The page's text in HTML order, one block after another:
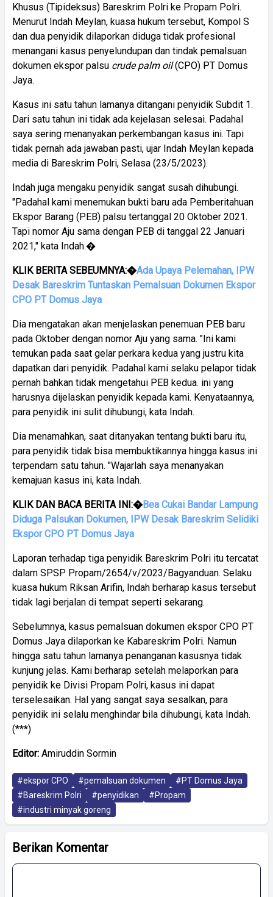
Khusus (Tipideksus) Bareskrim Polri ke Propam Polri.
Menurut Indah Meylan, kuasa hukum tersebut, Kompol S
dan dua penyidik dilaporkan diduga tidak profesional
menangani kasus penyelundupan dan tindak pemalsuan
dokumen ekspor palsu crude palm oil(CPO) PT Domus
Jaya.
Kasus ini satu tahun lamanya ditangani penyidik Subdit 1.
Dari satu tahun ini tidak ada kejelasan selesai. Padahal
saya sering menanyakan perkembangan kasus ini. Tapi
tidak pernah ada jawaban pasti, ujar Indah Meylan kepada
media di Bareskrim Polri, Selasa (23/5/2023).
Indah juga mengaku penyidik sangat susah dihubungi.
"Padahal kami menemukan bukti baru ada Pemberitahuan
Ekspor Barang (PEB) palsu tertanggal 20 Oktober 2021.
Tapi nomor Aju sama dengan PEB di tanggal 22 Januari
2021," kata Indah.�
KLIK BERITA SEBEUMNYA:�Ada Upaya Pelemahan, IPW
Desak Bareskrim Tuntaskan Pemalsuan Dokumen Ekspor
CPO PT Domus Jaya
Dia mengatakan akan menjelaskan penemuan PEB baru
pada Oktober dengan nomor Aju yang sama. "Ini kami
temukan pada saat gelar perkara kedua yang justru kita
dapatkan dari penyidik. Padahal kami selaku pelapor tidak
pernah bahkan tidak mengetahui PEB kedua. ini yang
harusnya dijelaskan penyidik kepada kami. Kenyataannya,
para penyidik ini sulit dihubungi, kata Indah.
Dia menamahkan, saat ditanyakan tentang bukti baru itu,
para penyidik tidak bisa membuktikannya hingga kasus ini
terpendam satu tahun. "Wajarlah saya menanyakan
kemajuan kasus ini, kata Indah.
KLIK DAN BACA BERITA INI:�Bea Cukai Bandar Lampung
Diduga Palsukan Dokumen, IPW Desak Bareskrim Selidiki
Ekspor CPO PT Domus Jaya
Laporan terhadap tiga penyidik Bareskrim Polri itu tercatat
dalam SPSP Propam/2654/v/2023/Bagyanduan. Selaku
kuasa hukum Riksan Arifin, Indah berharap kasus tersebut
tidak lagi berjalan di tempat seperti sekarang.
Sebelumnya, kasus pemalsuan dokumen ekspor CPO PT
Domus Jaya dilaporkan ke Kabareskrim Polri. Namun
hingga satu tahun lamanya penanganan kasusnya tidak
kunjung jelas. Kami berharap setelah melaporkan para
penyidik ke Divisi Propam Polri, kasus ini dapat
terselesaikan. Hal yang sangat saya sesalkan, para
penyidik ini selalu menghindar bila dihubungi, kata Indah.
(***)
Editor: Amiruddin Sormin
#ekspor CPO #pemalsuan dokumen
#PT Domus Jaya
#Bareskrim Polri
#penyidikan
#Propam
#industri minyak goreng
Berikan Komentar